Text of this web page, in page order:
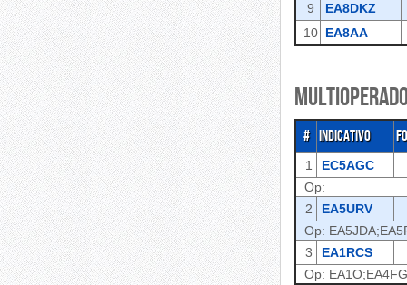
9
EA8DKZ
10 EA8AA
Multioperador
# Indicativo
1
EC5AGC
Op:
2
EA5URV
Op:
3
EA1RCS
Op: